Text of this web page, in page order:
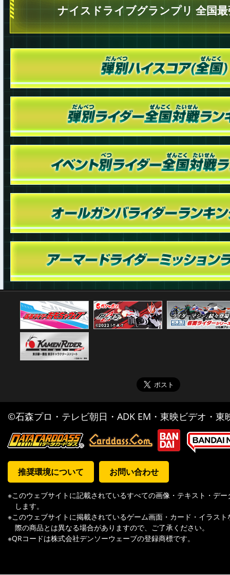
ナイスドライブグランプリ 全国
©石森プロ・テレビ朝日・ADK EM・東映ビデオ・
推奨環境について お問い合わせ
※このウェブサイトに記載されているすべての画像・テキスト・デ
します。
※このウェブサイトに掲載されているゲーム画面・カード・イラス
際の商品とは異なる場合がありますので、ご了承ください。
※QRコードは株式会社デンソーウェーブの登録商標です。